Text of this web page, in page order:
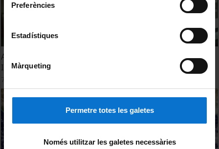
Preferències
Estadístiques
Màrqueting
Permetre totes les galetes
Només utilitzar les galetes necessàries
Analogue Modeling Laboratory. Geomodels Research
Institute